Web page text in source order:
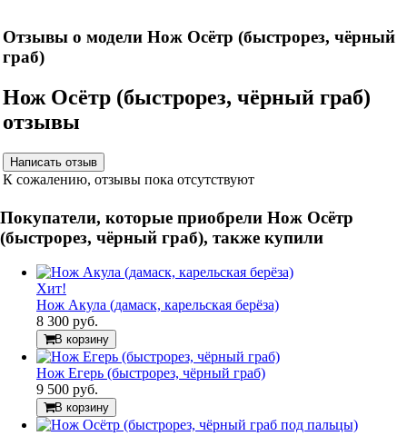
Отзывы о модели Нож Осётр (быстрорез, чёрный
граб)
Нож Осётр (быстрорез, чёрный граб)
отзывы
К сожалению, отзывы пока отсутствуют
Покупатели, которые приобрели Нож Осётр
(быстрорез, чёрный граб), также купили
Хит!
Нож Акула (дамаск, карельская берёза)
8 300 руб.
В корзину
Нож Егерь (быстрорез, чёрный граб)
9 500 руб.
В корзину